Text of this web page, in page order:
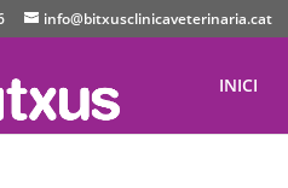
info@bitxusclinicaveterinaria.cat
INICI